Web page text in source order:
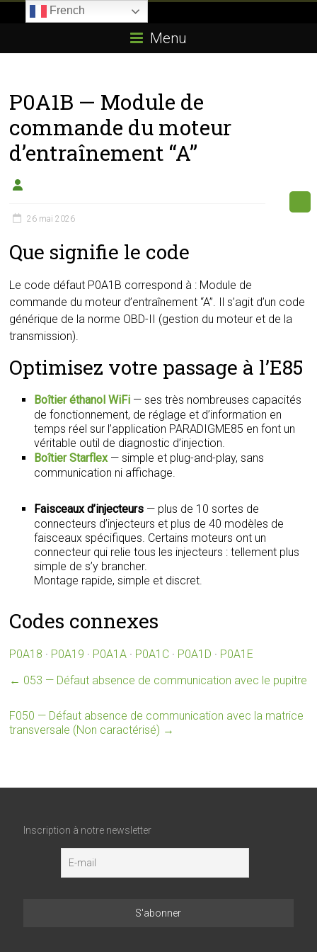
E85.com
passion
boîtier
éthanol
Menu
P0A1B — Module de
commande du moteur
d’entraînement “A”
26 mai 2026
Que signifie le code
Le code défaut P0A1B correspond à : Module de
commande du moteur d’entraînement “A”. Il s’agit d’un code
générique de la norme OBD-II (gestion du moteur et de la
transmission).
Optimisez votre passage à l’E85
Boîtier éthanol WiFi — ses très nombreuses capacités
de fonctionnement, de réglage et d’information en
temps réel sur l’application PARADIGME85 en font un
véritable outil de diagnostic d’injection.
Boîtier Starflex— simple et plug-and-play, sans
communication ni affichage.
Faisceaux d’injecteurs — plus de 10 sortes de
connecteurs d’injecteurs et plus de 40 modèles de
faisceaux spécifiques. Certains moteurs ont un
connecteur qui relie tous les injecteurs : tellement plus
simple de s’y brancher.
Montage rapide, simple et discret.
Codes connexes
P0A18 · P0A19 · P0A1A · P0A1C · P0A1D · P0A1E
← 053 — Défaut absence de communication avec le pupitre
F050 — Défaut absence de communication avec la matrice
transversale (Non caractérisé) →
Inscription à notre newsletter
French